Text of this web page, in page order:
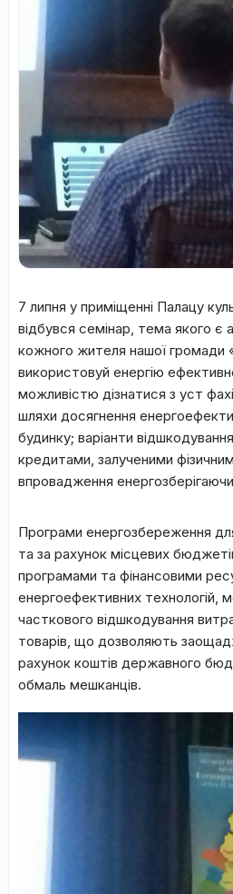
7 липня у приміщенні Палацу
відбувся семінар, тема якого є
кожного жителя нашої громади
використовуй енергію
можливістю дізнатися з уст
шляхи досягнення
будинку; варіанти
кредитами, залученими
впровадження
Програми енергозбереження
та за рахунок місцевих
програмами та фінансовими
енергоефективних технологій,
часткового відшкодування
товарів, що дозволяють
рахунок коштів державного
обмаль мешканців.